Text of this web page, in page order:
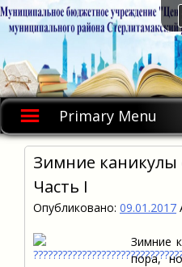
Skip
to
Primary Menu
Зимние каникулы
Часть I
Опубликовано: 09.01.2017
Зимние
пора,